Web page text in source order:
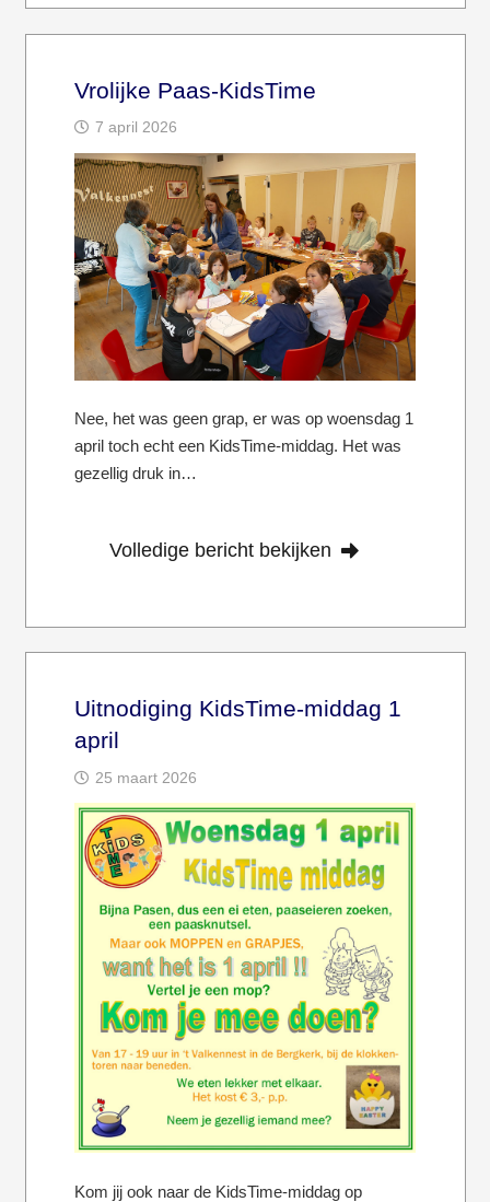
Vrolijke Paas-KidsTime
7 april 2026
Nee, het was geen grap, er was op woensdag 1
april toch echt een KidsTime-middag. Het was
gezellig druk in…
Volledige bericht bekijken
Uitnodiging KidsTime-middag 1
april
25 maart 2026
Kom jij ook naar de KidsTime-middag op